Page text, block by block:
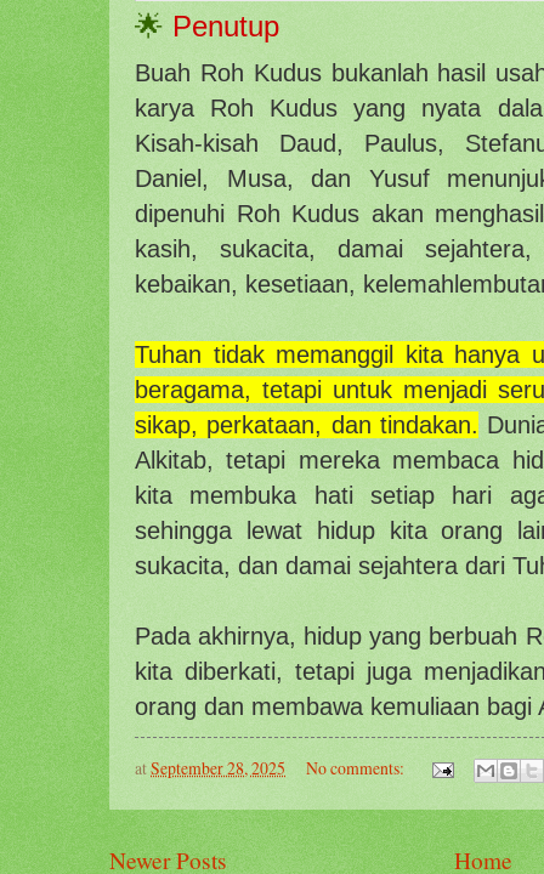
🌟 Penutup
Buah Roh Kudus bukanlah hasil
karya Roh Kudus yang nyata
Kisah-kisah Daud, Paulus,
Daniel, Musa, dan Yusuf
dipenuhi Roh Kudus akan
kasih, sukacita, damai sejahtera,
kebaikan, kesetiaan,
Tuhan tidak memanggil kita hanya
beragama, tetapi untuk menjadi
sikap, perkataan, dan tindakan.
Alkitab, tetapi mereka membaca
kita membuka hati setiap hari
sehingga lewat hidup kita orang
sukacita, dan damai sejahtera dari
Pada akhirnya, hidup yang berbuah
kita diberkati, tetapi juga
orang dan membawa kemuliaan bagi
atSeptember 28, 2025 No comments:
Newer Posts Home